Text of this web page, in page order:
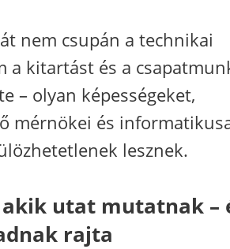
nem csupán a technikai
a kitartást és a
– olyan képességeket,
mérnökei és
lesznek.
utat mutatnak –
rajta